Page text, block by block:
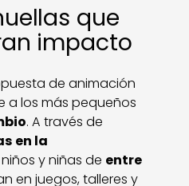
que
impacto
de animación
a los más pequeños
. A través de
en la
niños y niñas de entre
en juegos, talleres y